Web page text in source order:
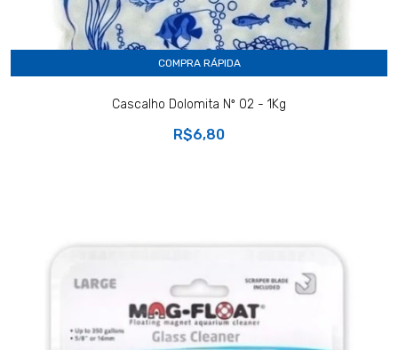
COMPRA RÁPIDA
Cascalho Dolomita Nº 02 - 1Kg
R$6,80